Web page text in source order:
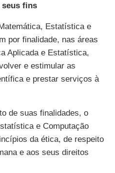
seus fins
Estatística e
por finalidade, nas áreas
Aplicada e Estatística,
e estimular as
e prestar serviços à
de suas finalidades, o
e Computação
da ética, de respeito
e aos seus direitos